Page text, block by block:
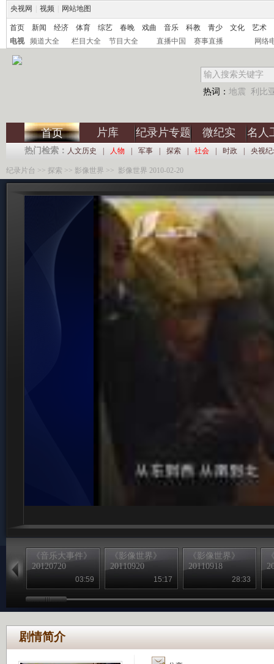
央视网 视频 网站地图
首页 新闻 经济 体育 综艺 春晚 戏曲 音乐 科教 青少 文化
艺术
电视
频道大全 栏目大全 节目大全 直播中国 赛事直播 网络
热词： 地震 利比
首页 片库 纪录片专题 微纪实 名人
热门检索： 人文历史 人物 军事 探索 社会 时政 央视
纪录片台 >> 探索 >> 影像世界 >> 影像世界 2010-02-20
《音乐大事件》
20120720
03:59
《影像世界》
20110920
15:17
《影像世界》
20110918
28:33
剧情简介